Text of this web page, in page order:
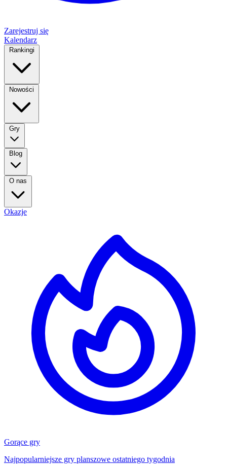
Zarejestruj się
Kalendarz
Rankingi
Nowości
Gry
Blog
O nas
Okazje
Gorące gry
Najpopularniejsze gry planszowe ostatniego tygodnia